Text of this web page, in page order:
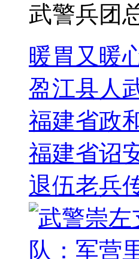
武警兵团
暖胃又暖
盈江县人
福建省政
福建省诏
退伍老兵